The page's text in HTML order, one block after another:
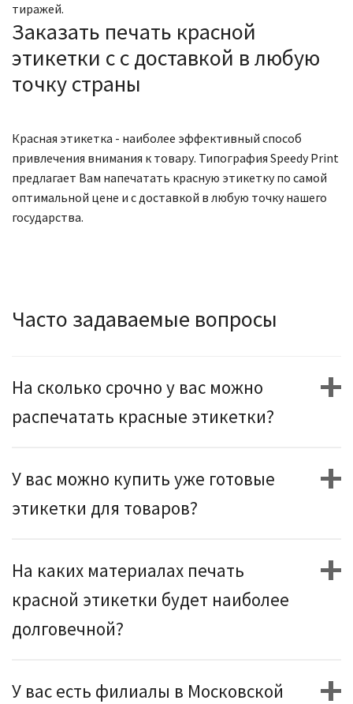
тиражей.
Заказать печать красной
этикетки c с доставкой в любую
точку страны
Красная этикетка - наиболее эффективный способ
привлечения внимания к товару. Типография Speedy Print
предлагает Вам напечатать красную этикетку по самой
оптимальной цене и с доставкой в любую точку нашего
государства.
Часто задаваемые вопросы
На сколько срочно у вас можно
распечатать красные этикетки?
У вас можно купить уже готовые
этикетки для товаров?
На каких материалах печать
красной этикетки будет наиболее
долговечной?
У вас есть филиалы в Московской